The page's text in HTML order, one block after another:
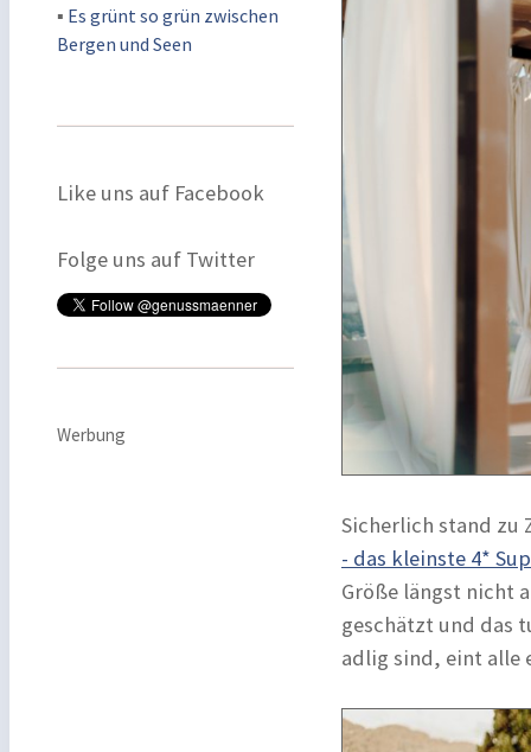
▪ Es grünt so grün zwischen
Bergen und Seen
Like uns auf Facebook
Folge uns auf Twitter
Werbung
Sicherlich stand zu
- das kleinste 4*
Größe längst nicht
geschätzt und das
adlig sind, eint alle